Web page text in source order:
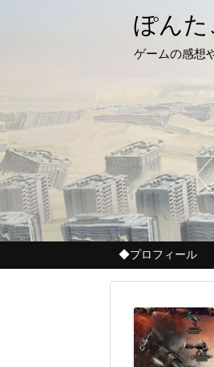
ぽんた
ゲームの感想
◆プロフィール